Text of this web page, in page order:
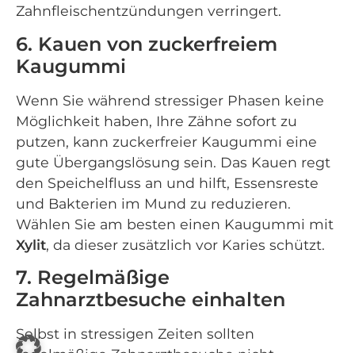
Zahnfleischentzündungen verringert.
6. Kauen von zuckerfreiem
Kaugummi
Wenn Sie während stressiger Phasen keine
Möglichkeit haben, Ihre Zähne sofort zu
putzen, kann zuckerfreier Kaugummi eine
gute Übergangslösung sein. Das Kauen regt
den Speichelfluss an und hilft, Essensreste
und Bakterien im Mund zu reduzieren.
Wählen Sie am besten einen Kaugummi mit
Xylit, da dieser zusätzlich vor Karies schützt.
7. Regelmäßige
Zahnarztbesuche einhalten
Selbst in stressigen Zeiten sollten